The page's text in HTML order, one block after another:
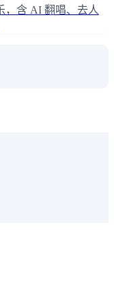
，含 AI 翻唱、去人